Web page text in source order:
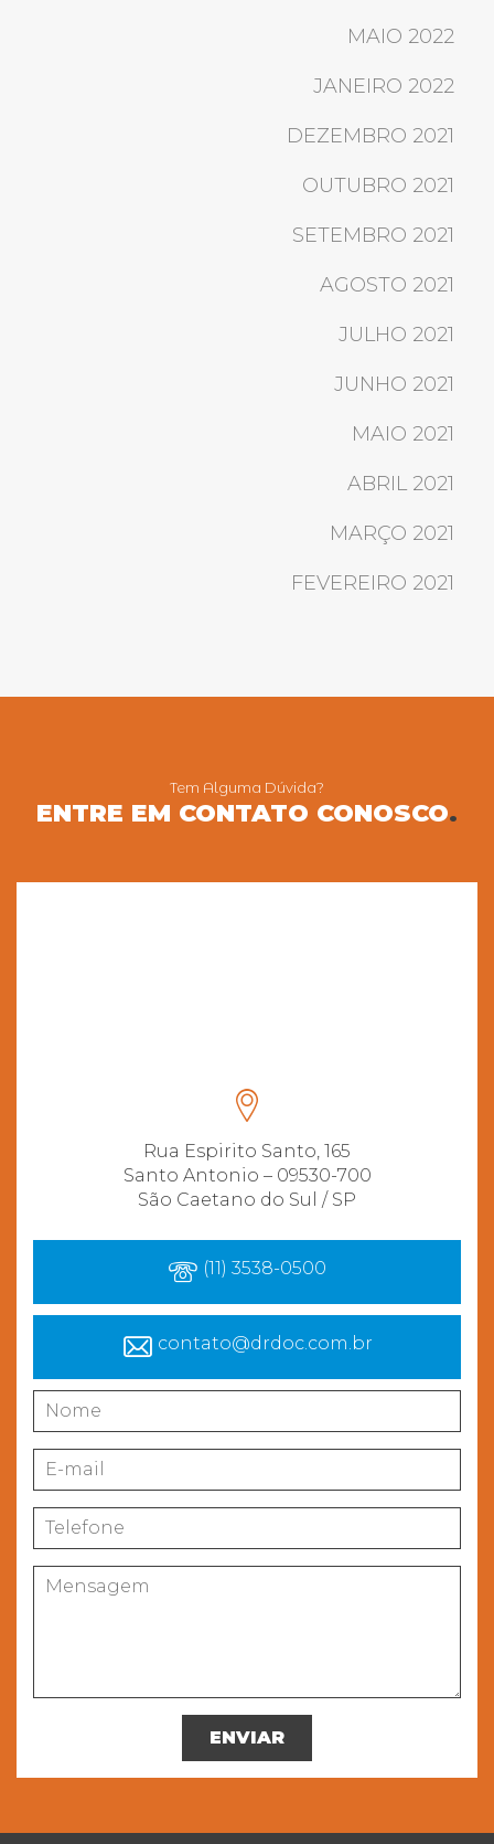
MAIO 2022
JANEIRO 2022
DEZEMBRO 2021
OUTUBRO 2021
SETEMBRO 2021
AGOSTO 2021
JULHO 2021
JUNHO 2021
MAIO 2021
ABRIL 2021
MARÇO 2021
FEVEREIRO 2021
Tem Alguma Dúvida?
ENTRE EM CONTATO CONOSCO.
Rua Espirito Santo, 165
Santo Antonio – 09530-700
São Caetano do Sul / SP
(11) 3538-0500
contato@drdoc.com.br